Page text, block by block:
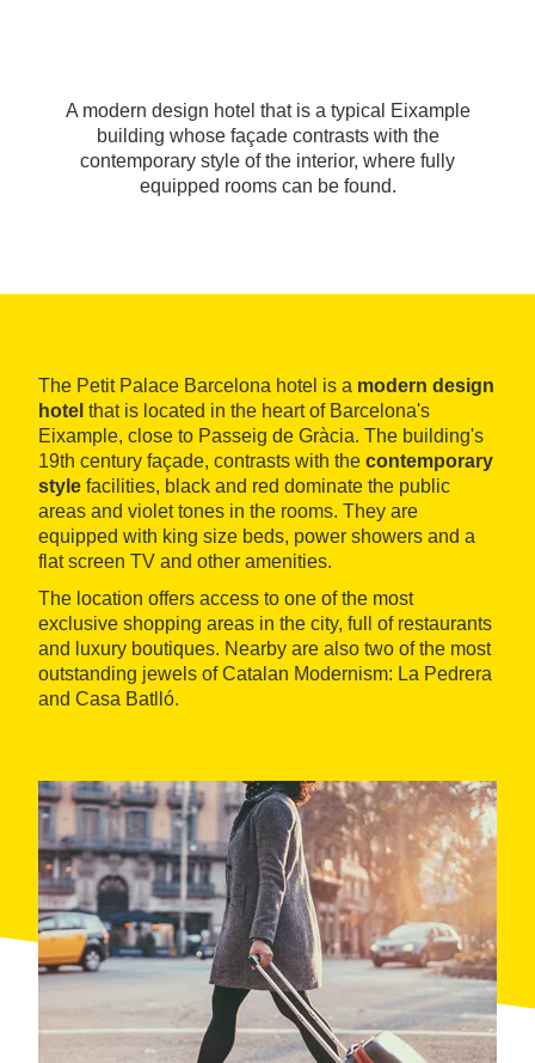
A modern design hotel that is a typical Eixample
building whose façade contrasts with the
contemporary style of the interior, where fully
equipped rooms can be found.
The Petit Palace Barcelona hotel is a modern design
hotel that is located in the heart of Barcelona's
Eixample, close to Passeig de Gràcia. The building's
19th century façade, contrasts with the contemporary
style facilities, black and red dominate the public
areas and violet tones in the rooms. They are
equipped with king size beds, power showers and a
flat screen TV and other amenities.
The location offers access to one of the most
exclusive shopping areas in the city, full of restaurants
and luxury boutiques. Nearby are also two of the most
outstanding jewels of Catalan Modernism: La Pedrera
and Casa Batlló.